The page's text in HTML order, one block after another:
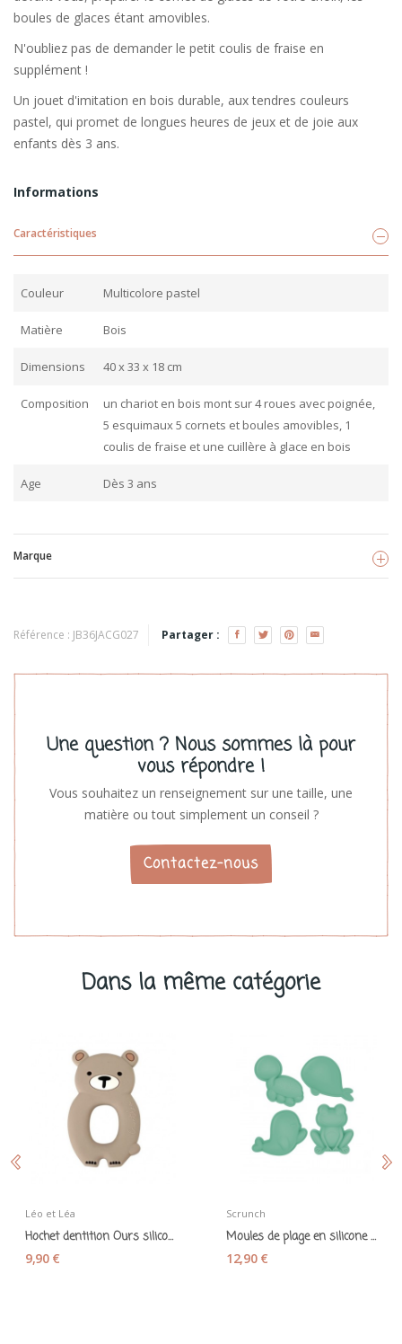
boules de glaces étant amovibles.
N'oubliez pas de demander le petit coulis de fraise en
supplément !
Un jouet d'imitation en bois durable, aux tendres couleurs
pastel, qui promet de longues heures de jeux et de joie aux
enfants dès 3 ans.
Informations
Caractéristiques
Couleur Multicolore pastel
Matière Bois
Dimensions 40 x 33 x 18 cm
Composition
un chariot en bois mont sur 4 roues avec poignée,
5 esquimaux 5 cornets et boules amovibles, 1
coulis de fraise et une cuillère à glace en bois
Age Dès 3 ans
Marque
Voir les produits
Référence : JB36JACG027 Partager :
Une question ? Nous sommes là pour
vous répondre !
Vous souhaitez un renseignement sur une taille, une
matière ou tout simplement un conseil ?
Contactez-nous
Dans la même catégorie
Léo et Léa
Hochet dentition Ours silicone beige - Léo et Léa
9,90 €
Scrunch
Moules de plage en silicone souple "Scrunch...
12,90 €